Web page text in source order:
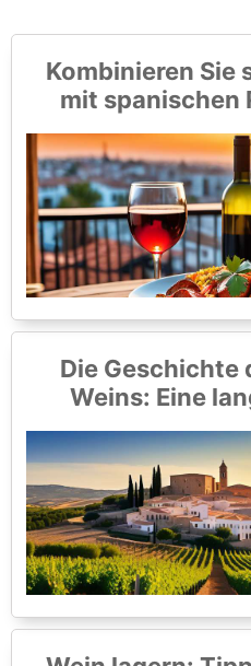
Kombinieren Sie
mit spanischen
Die Geschichte
Weins: Eine